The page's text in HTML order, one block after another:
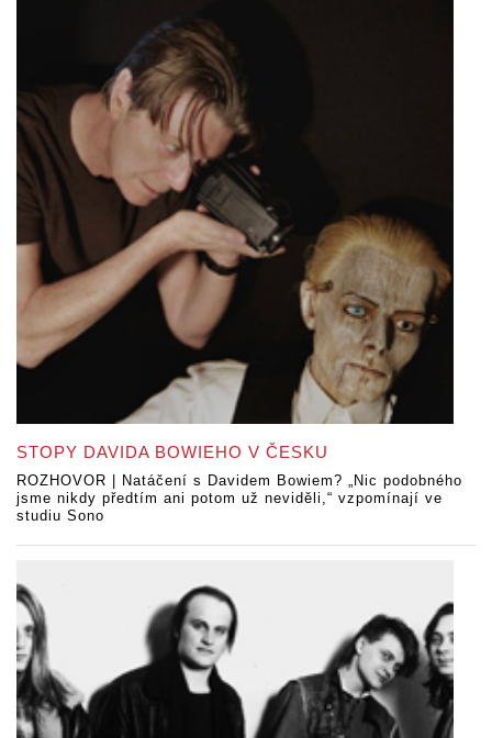
STOPY DAVIDA BOWIEHO V ČESKU
ROZHOVOR | Natáčení s Davidem Bowiem? „Nic podobného
jsme nikdy předtím ani potom už neviděli,“ vzpomínají ve
studiu Sono